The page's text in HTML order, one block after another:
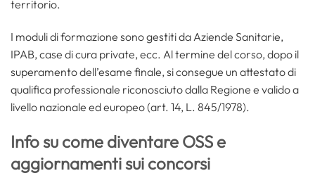
territorio.
I moduli di formazione sono gestiti da Aziende Sanitarie,
IPAB, case di cura private, ecc. Al termine del corso, dopo il
superamento dell’esame finale, si consegue un attestato di
qualifica professionale riconosciuto dalla Regione e valido a
livello nazionale ed europeo (art. 14, L. 845/1978).
Info su come diventare OSS e
aggiornamenti sui concorsi